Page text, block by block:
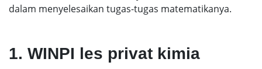
dalam menyelesaikan tugas-tugas matematikanya.
1. WINPI les privat kimia